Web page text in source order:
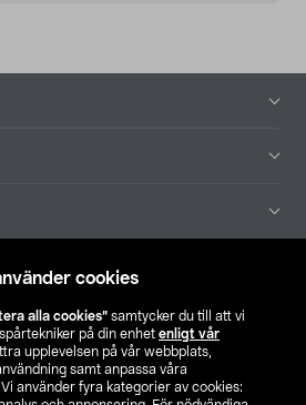
cookies
alla cookies” samtycker du till att vi
på din enhet enligt vår
upplevelsen på vår webbplats,
samt anpassa våra
använder fyra kategorier av cookies:
Hitta butik